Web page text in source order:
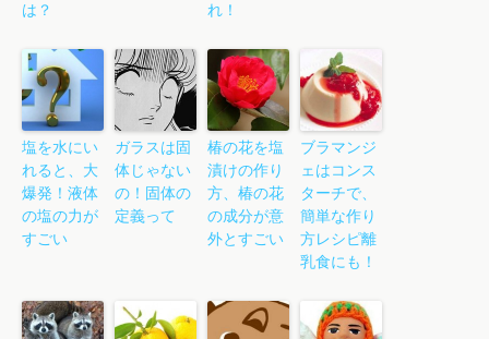
は？
れ！
塩を水にい
れると、大
爆発！液体
の塩の力が
すごい
ガラスは固
体じゃない
の！固体の
定義って
椿の花を塩
漬けの作り
方、椿の花
の成分が意
外とすごい
ブラマンジ
ェはコンス
ターチで、
簡単な作り
方レシピ離
乳食にも！